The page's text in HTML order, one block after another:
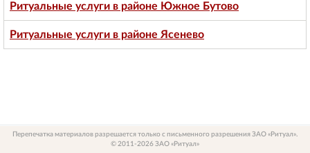
Ритуальные услуги в районе Южное Бутово
Ритуальные услуги в районе Ясенево
Перепечатка материалов разрешается только с письменного разрешения ЗАО «Ритуал».
© 2011-2026 ЗАО «Ритуал»